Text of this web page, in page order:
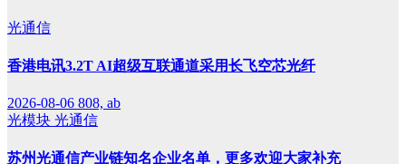
光通信
香港电讯3.2T AI超级互联通道采用长飞空芯光纤
2026-08-06 808, ab
光模块 光通信
苏州光通信产业链知名企业名单，更多欢迎大家补充